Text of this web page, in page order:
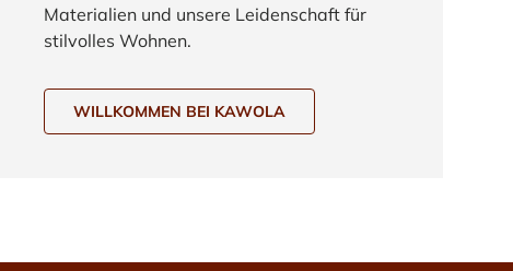
Materialien und unsere Leidenschaft für
stilvolles Wohnen.
WILLKOMMEN BEI KAWOLA